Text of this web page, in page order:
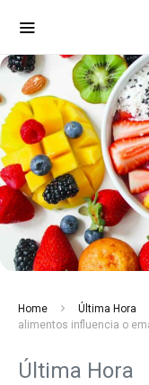
Home Última Hora
alimentos influencia o
Última Hora